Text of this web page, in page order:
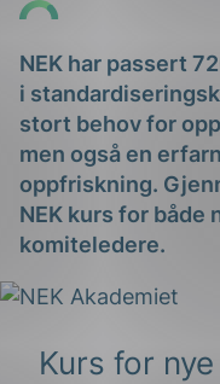
NEK har passert
i
stort behov for
men også en
oppfriskning.
NEK kurs for både
komiteledere.
Kurs for